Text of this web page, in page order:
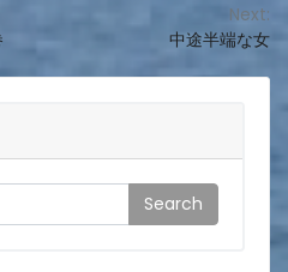
Next:
中途半端な女